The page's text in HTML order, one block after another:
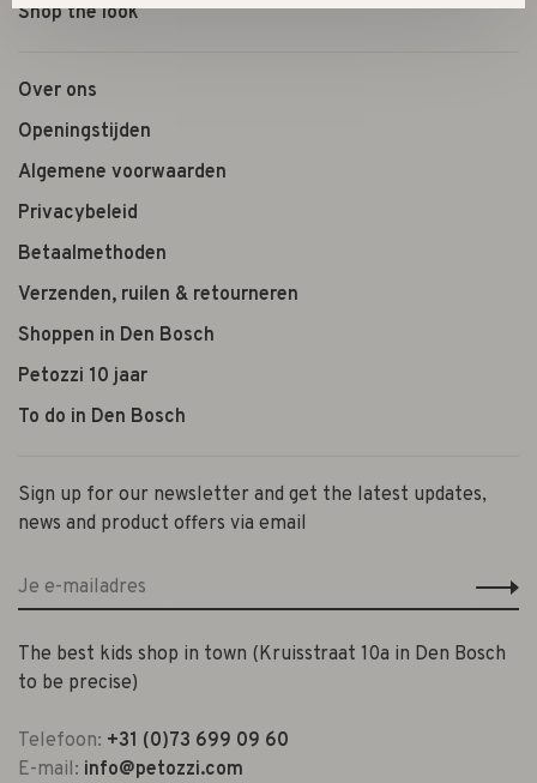
Shop the look
Over ons
Openingstijden
Algemene voorwaarden
Privacybeleid
Betaalmethoden
Verzenden, ruilen & retourneren
Shoppen in Den Bosch
Petozzi 10 jaar
To do in Den Bosch
Sign up for our newsletter and get the latest updates,
news and product offers via email
The best kids shop in town (Kruisstraat 10a in Den Bosch
to be precise)
Telefoon: +31 (0)73 699 09 60
E-mail: info@petozzi.com